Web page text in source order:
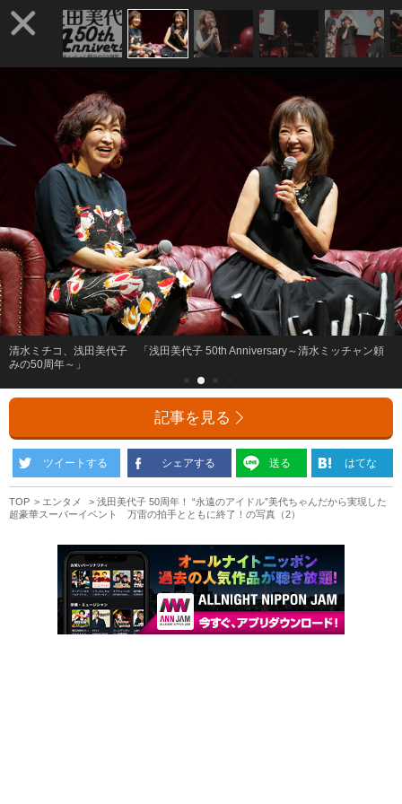
清水ミチコ、浅田美代子 「浅田美代子 50th Anniversary～清水ミッチャン頼
みの50周年～」
記事を見る
ツイートする シェアする 送る はてな
TOP エンタメ
浅田美代子 50周年！ “永遠のアイドル”美代ちゃんだから実現した
超豪華スーパーイベント 万雷の拍手とともに終了！の写真（2）